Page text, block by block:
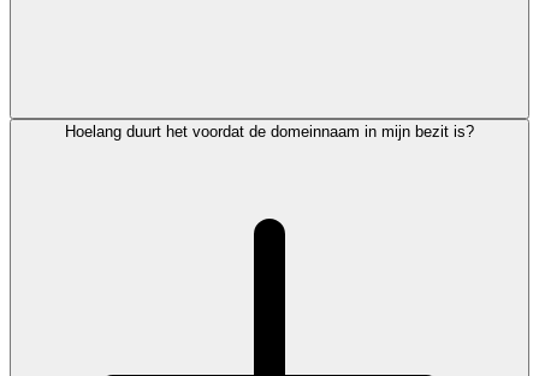
Hoelang duurt het voordat de domeinnaam in mijn bezit is?